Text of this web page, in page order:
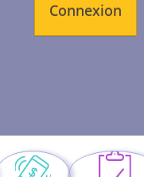
Connexion